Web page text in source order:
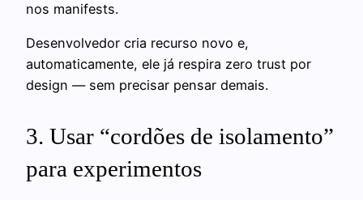
nos manifests.
Desenvolvedor cria recurso novo e,
automaticamente, ele já respira zero trust por
design — sem precisar pensar demais.
3. Usar “cordões de isolamento”
para experimentos